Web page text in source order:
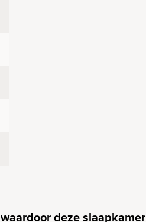
deze slaapkamer